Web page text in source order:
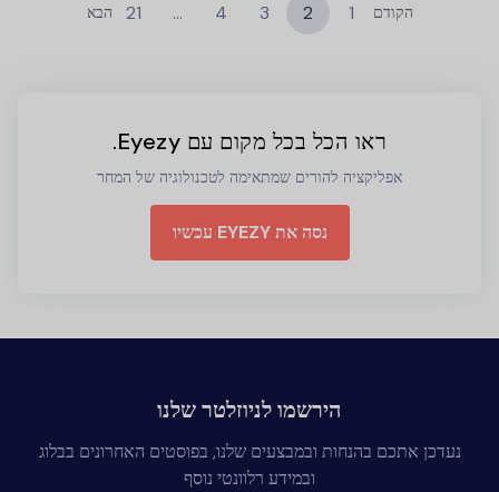
הקודם 1
2
3
4
…
21 הבא
ראו הכל בכל מקום עם Eyezy.
אפליקציה להורים שמתאימה לטכנולוגיה של המחר
נסה את EYEZY עכשיו
הירשמו לניוזלטר שלנו
נעדכן אתכם בהנחות ובמבצעים שלנו, בפוסטים האחרונים בבלוג
ובמידע רלוונטי נוסף